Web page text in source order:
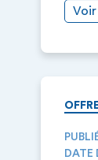
Voir
DATE